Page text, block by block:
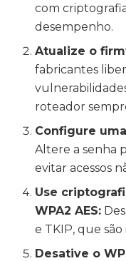
com
desempenho.
Atualize o
fabricantes
roteador
Configure
Altere a senha
evitar acessos
Use
WPA2 AES:
e TKIP, que são
Desative o